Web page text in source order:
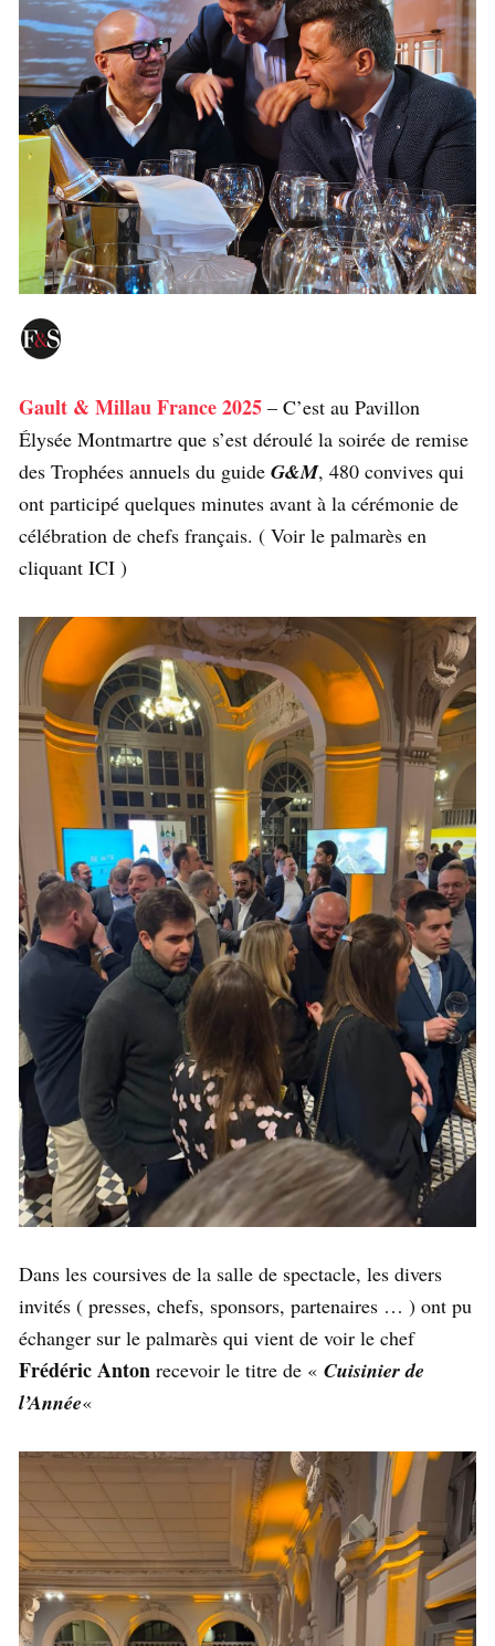
Gault & Millau France 2025 – C’est au Pavillon
Élysée Montmartre que s’est déroulé la soirée de remise
des Trophées annuels du guide G&M, 480 convives qui
ont participé quelques minutes avant à la cérémonie de
célébration de chefs français. ( Voir le palmarès en
cliquant ICI )
Dans les coursives de la salle de spectacle, les divers
invités ( presses, chefs, sponsors, partenaires … ) ont pu
échanger sur le palmarès qui vient de voir le chef
Frédéric Anton recevoir le titre de « Cuisinier de
l’Année«